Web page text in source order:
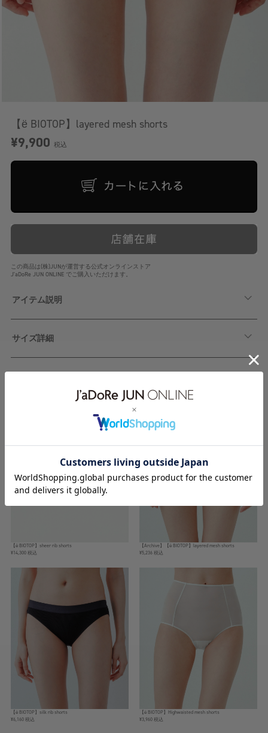
【ё BIOTOP】layered mesh shorts
¥9,900 税込
この商品は(株)JUNが運営する公式オンラインストア
J'aDoRe JUN ONLINE でご購入いただけます。
アイテム説明
サイズ詳細
【ё BIOTOP】sheer rib shorts
¥14,300 税込
【Archive】【ё BIOTOP】layered mesh shorts
¥5,236 税込
【ё BIOTOP】silk rib shorts
¥6,160 税込
【ё BIOTOP】Highwaisted mesh shorts
¥3,960 税込